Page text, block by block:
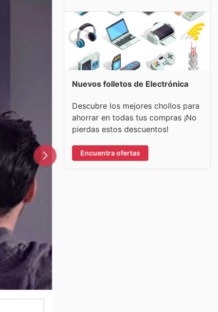
Nuevos folletos de Electrónica
Descubre los mejores chollos para
ahorrar en todas tus compras ¡No
pierdas estos descuentos!
Encuentra ofertas